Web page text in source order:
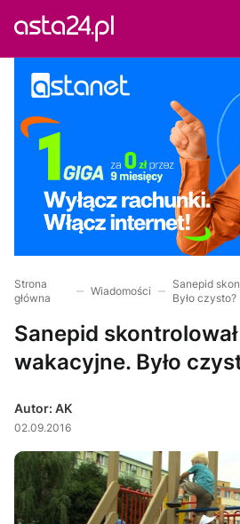
Strona
główna
Wiadomości
Sanepid
Było czysto?
Sanepid
wakacyjne. Było
Autor: AK
02.09.2016